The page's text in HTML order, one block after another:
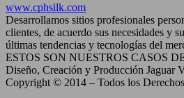
www.cphsilk.com
Desarrollamos sitios profesionales
clientes, de acuerdo sus necesidades y
últimas tendencias y tecnologías del
ESTOS SON NUESTROS CASOS
Diseño, Creación y Producción
Copyright © 2014 – Todos los